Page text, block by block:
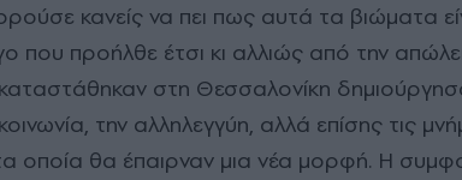
κανείς να πει πως αυτά τα βιώματα
που προήλθε έτσι κι αλλιώς από την
στη Θεσσαλονίκη
την αλληλεγγύη, αλλά επίσης τις
οποία θα έπαιρναν μια νέα μορφή. Η